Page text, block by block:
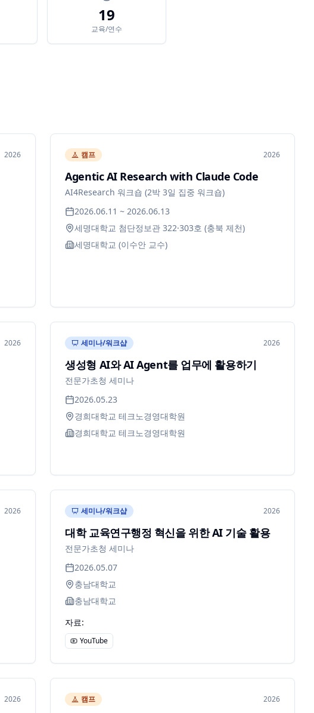
19
교육/연수
2026 캠프 2026
Agentic AI Research with Claude Code
AI4Research 워크숍 (2박 3일 집중 워크숍)
2026.06.11 ~ 2026.06.13
세명대학교 첨단정보관 322·303호 (충북 제천)
세명대학교 (이수안 교수)
2026 세미나/워크샵 2026
생성형 AI와 AI Agent를 업무에 활용하기
전문가초청 세미나
2026.05.23
경희대학교 테크노경영대학원
경희대학교 테크노경영대학원
2026 세미나/워크샵 2026
대학 교육연구행정 혁신을 위한 AI 기술 활용
전문가초청 세미나
2026.05.07
충남대학교
충남대학교
자료:
YouTube
2026 캠프 2026